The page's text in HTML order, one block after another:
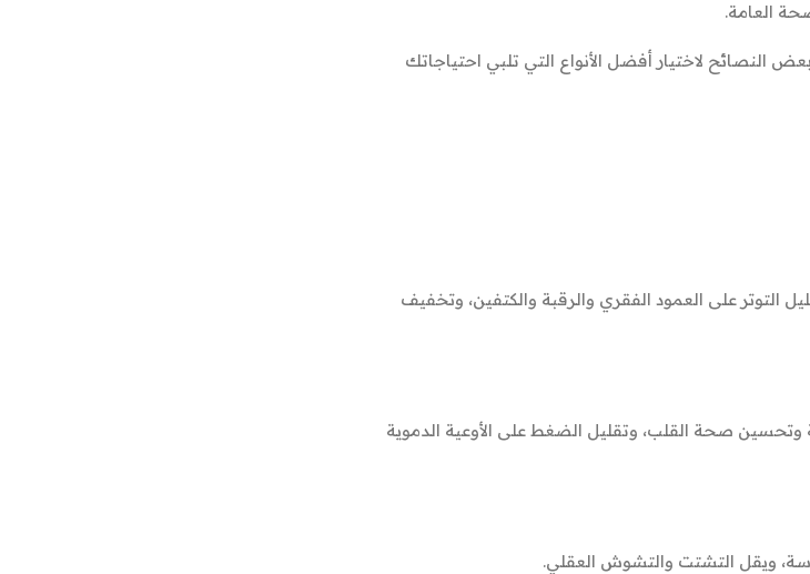
العامة.
لاختيار أفضل الأنواع التي تلبي احتياجاتك
على العمود الفقري والرقبة والكتفين، وتخفيف
صحة القلب، وتقليل الضغط على الأوعية الدموية
ويقل التشتت والتشوش العقلي.